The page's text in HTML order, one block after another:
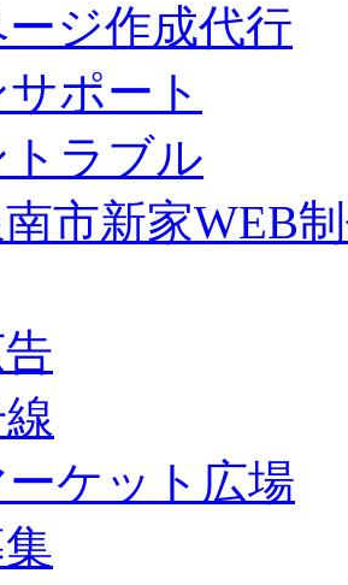
ジ作成代行
ポート
ラブル
市新家WEB
ケット広場